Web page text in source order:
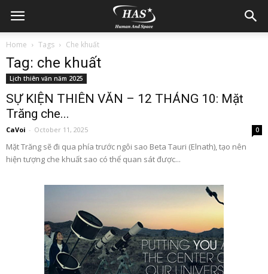
Home Tags Che khuất
Tag: che khuất
Lịch thiên văn năm 2025
SỰ KIỆN THIÊN VĂN – 12 THÁNG 10: Mặt
Trăng che...
CaVoi - October 11, 2025 0
Mặt Trăng sẽ đi qua phía trước ngôi sao Beta Tauri (Elnath), tạo nên
hiện tượng che khuất sao có thể quan sát được...